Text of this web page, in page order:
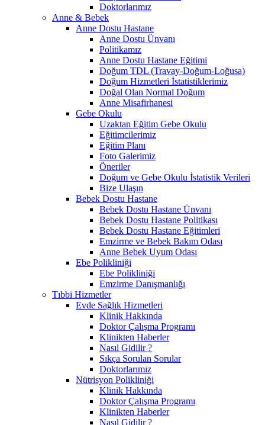
Doktorlarımız
Anne & Bebek
Anne Dostu Hastane
Anne Dostu Ünvanı
Politikamız
Anne Dostu Hastane Eğitimi
Doğum TDL (Travay-Doğum-Loğusa)
Doğum Hizmetleri İstatistiklerimiz
Doğal Olan Normal Doğum
Anne Misafirhanesi
Gebe Okulu
Uzaktan Eğitim Gebe Okulu
Eğitimcilerimiz
Eğitim Planı
Foto Galerimiz
Öneriler
Doğum ve Gebe Okulu İstatistik Verileri
Bize Ulaşın
Bebek Dostu Hastane
Bebek Dostu Hastane Ünvanı
Bebek Dostu Hastane Politikası
Bebek Dostu Hastane Eğitimleri
Emzirme ve Bebek Bakım Odası
Anne Bebek Uyum Odası
Ebe Polikliniği
Ebe Polikliniği
Emzirme Danışmanlığı
Tıbbi Hizmetler
Evde Sağlık Hizmetleri
Klinik Hakkında
Doktor Çalışma Programı
Klinikten Haberler
Nasıl Gidilir ?
Sıkça Sorulan Sorular
Doktorlarımız
Nütrisyon Polikliniği
Klinik Hakkında
Doktor Çalışma Programı
Klinikten Haberler
Nasıl Gidilir ?